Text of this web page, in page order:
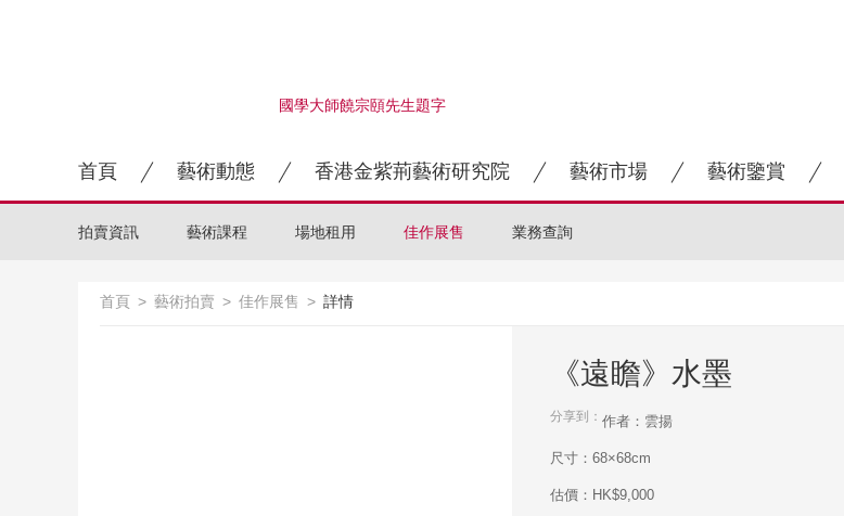
國學大師饒宗頤先生題字
首頁 藝術動態 香港金紫荊藝術研究院 藝術市場 藝術鑒賞
拍賣資訊 藝術課程 場地租用 佳作展售 業務查詢
首頁 > 藝術拍賣 > 佳作展售 > 詳情
《遠瞻》水墨
分享到： 作者：雲揚
尺寸：68×68cm
估價：HK$9,000